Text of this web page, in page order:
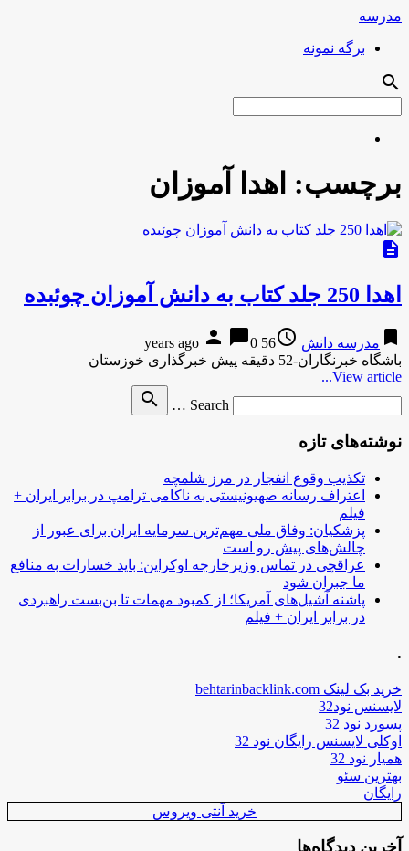
مدرسه
برگه نمونه
search
برچسب: اهدا آموزان
description
اهدا 250 جلد کتاب به دانش آموزان چوئبده
bookmark مدرسه دانش access_time
56 years ago
person chat_bubble0
باشگاه خبرنگاران-52 دقیقه پیش خبرگذاری خوزستان
View article...
Search …
search
نوشته‌های تازه
تکذیب وقوع انفجار در مرز شلمچه
اعتراف رسانه صهیونیستی به ناکامی ترامپ در برابر ایران +
فیلم
پزشکیان: وفاق ملی مهم‌ترین سرمایه ایران برای عبور از
چالش‌های پیش رو است
عراقچی در تماس وزیرخارجه اوکراین: باید خسارات به منافع
ما جبران شود
پاشنه آشیل‌های آمریکا؛ از کمبود مهمات تا بن‌بست راهبردی
در برابر ایران + فیلم
.
خرید بک لینک behtarinbacklink.com
لایسنس نود32
پسورد نود 32
اوکلی لایسنس رایگان نود 32
همیار نود 32
بهترین سئو
رایگان
خرید آنتی ویروس
آخرین دیدگاه‌ها